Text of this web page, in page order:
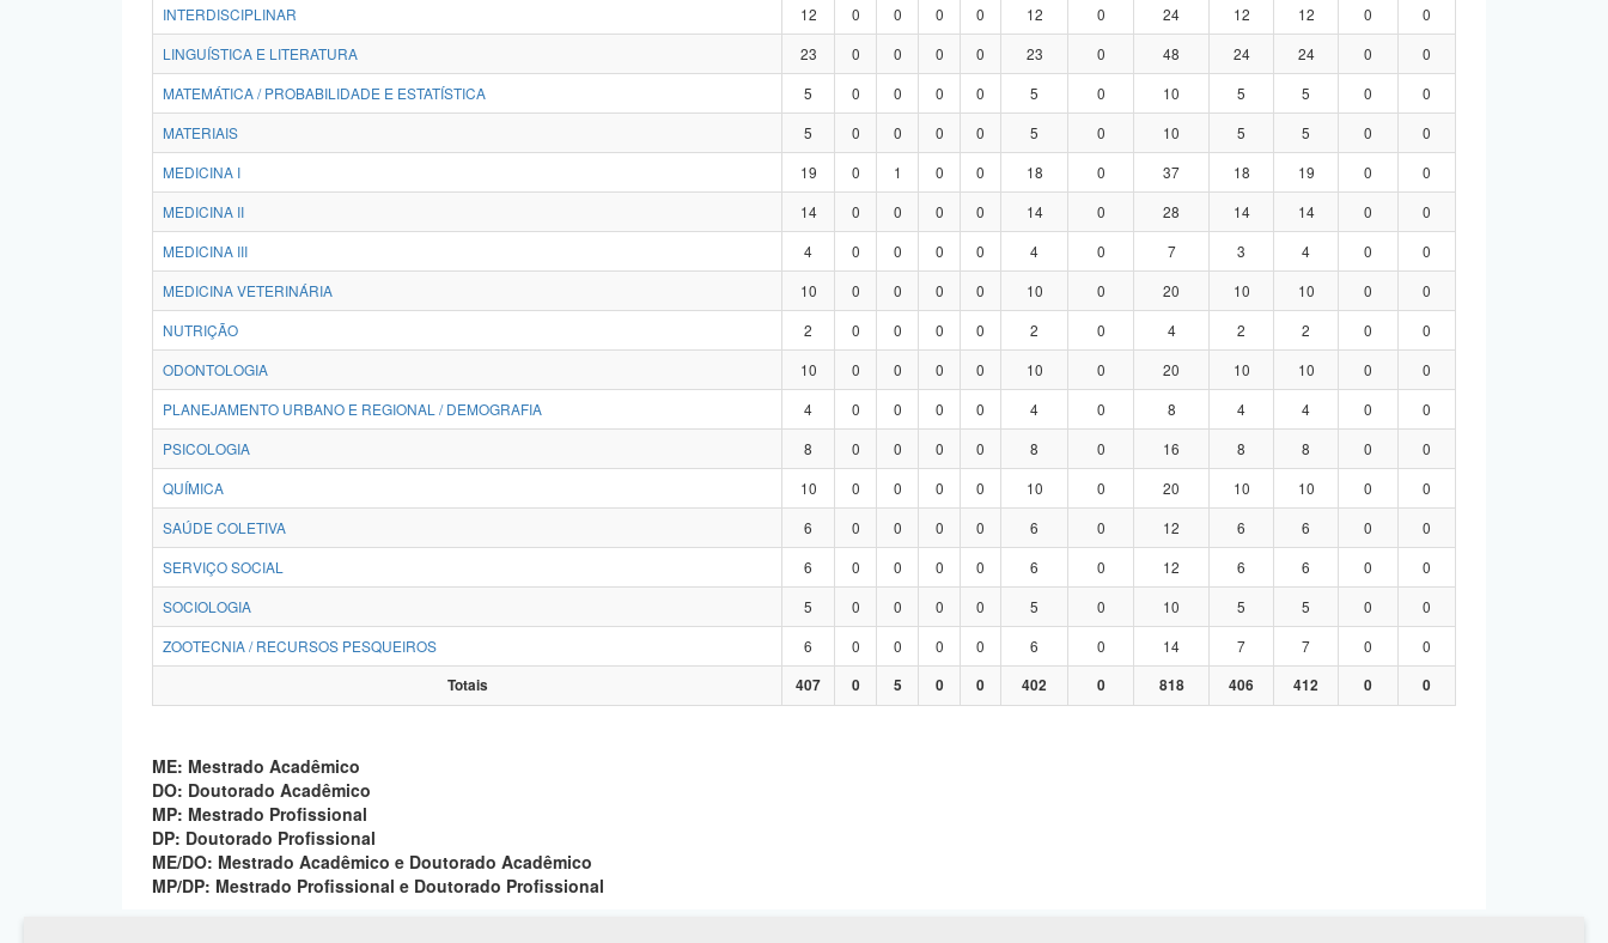
INTERDISCIPLINAR
12 0 0 0 0 12 0 24 12 12 0
0
LINGUÍSTICA E LITERATURA
23 0 0 0 0 23 0 48 24 24 0
0
MATEMÁTICA / PROBABILIDADE E ESTATÍSTICA
5 0 0 0 0 5 0 10 5 5 0
0
MATERIAIS
5 0 0 0 0 5 0 10 5 5 0
0
MEDICINA I
19 0 1 0 0 18 0 37 18 19 0
0
MEDICINA II
14 0 0 0 0 14 0 28 14 14 0
0
MEDICINA III
4 0 0 0 0 4 0 7 3 4 0
0
MEDICINA VETERINÁRIA
10 0 0 0 0 10 0 20 10 10 0
0
NUTRIÇÃO
2 0 0 0 0 2 0 4 2 2 0
0
ODONTOLOGIA
10 0 0 0 0 10 0 20 10 10 0
0
PLANEJAMENTO URBANO E REGIONAL / DEMOGRAFIA
4 0 0 0 0 4 0 8 4 4 0
0
PSICOLOGIA
8 0 0 0 0 8 0 16 8 8 0
0
QUÍMICA
10 0 0 0 0 10 0 20 10 10 0
0
SAÚDE COLETIVA
6 0 0 0 0 6 0 12 6 6 0
0
SERVIÇO SOCIAL
6 0 0 0 0 6 0 12 6 6 0
0
SOCIOLOGIA
5 0 0 0 0 5 0 10 5 5 0
0
ZOOTECNIA / RECURSOS PESQUEIROS
6 0 0 0 0 6 0 14 7 7 0
0
Totais
407 0 5 0 0 402 0 818 406 412 0 0
ME: Mestrado Acadêmico
DO: Doutorado Acadêmico
MP: Mestrado Profissional
DP: Doutorado Profissional
ME/DO: Mestrado Acadêmico e Doutorado Acadêmico
MP/DP: Mestrado Profissional e Doutorado Profissional